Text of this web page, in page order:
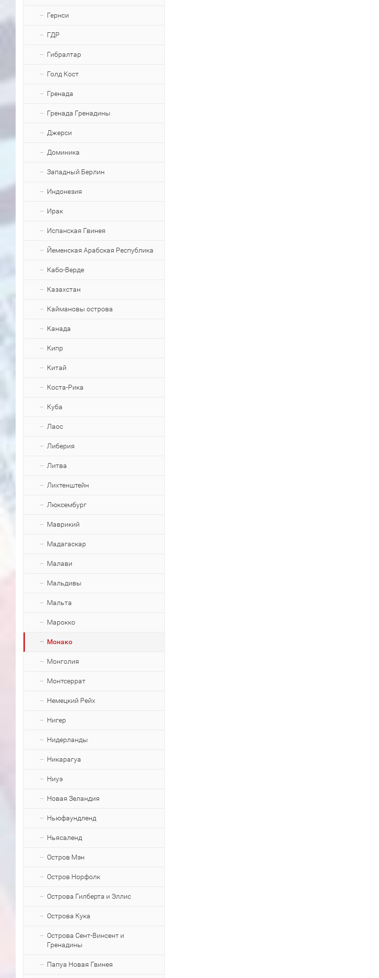
Гернси
ГДР
Гибралтар
Голд Кост
Гренада
Гренада Гренадины
Джерси
Доминика
Западный Берлин
Индонезия
Ирак
Испанская Гвинея
Йеменская Арабская Республика
Кабо-Верде
Казахстан
Каймановы острова
Канада
Кипр
Китай
Коста-Рика
Куба
Лаос
Либерия
Литва
Лихтенштейн
Люксембург
Маврикий
Мадагаскар
Малави
Мальдивы
Мальта
Марокко
Монако
Монголия
Монтсеррат
Немецкий Рейх
Нигер
Нидерланды
Никарагуа
Ниуэ
Новая Зеландия
Ньюфаундленд
Ньясаленд
Остров Мэн
Остров Норфолк
Острова Гилберта и Эллис
Острова Кука
Острова Сент-Винсент и
Гренадины
Папуа Новая Гвинея